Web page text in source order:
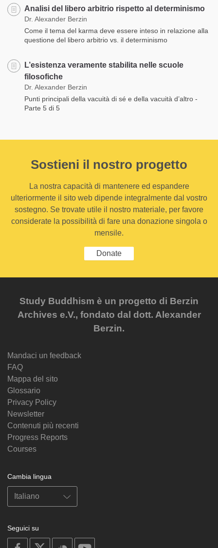
Analisi del libero arbitrio rispetto al determinismo
Dr. Alexander Berzin
Come il tema del karma deve essere inteso in relazione alla
questione del libero arbitrio vs. il determinismo
L’esistenza veramente stabilita nelle scuole
filosofiche
Dr. Alexander Berzin
Punti principali della vacuità di sé e della vacuità d’altro -
Parte 5 di 5
Sostieni il nostro progetto
La nostra capacità di mantenere ed espandere
ulteriormente il sito web dipende integralmente dal vostro
sostegno. Se trovate utile il nostro materiale, per favore
considerate la possibilità di fare una donazione singola o
mensile.
Donate
Study Buddhism è un progetto di Berzin
Archives e.V., fondato dal dott. Alexander
Berzin.
Mandaci un feedback
FAQ
Mappa del sito
Glossario
Privacy Policy
Newsletter
Contenuti più recenti
Progress Reports
Courses
Cambia lingua
Seguici su
on